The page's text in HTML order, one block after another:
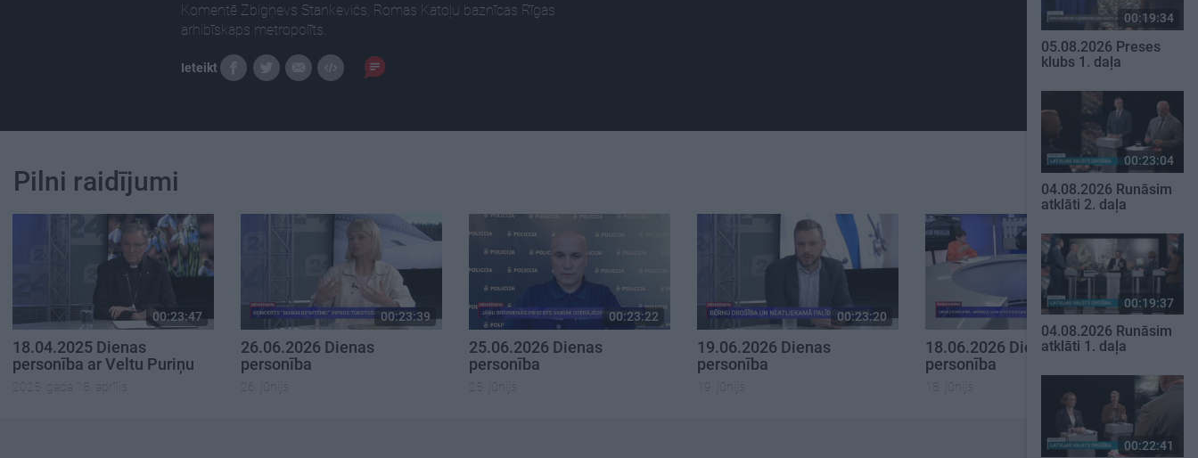
Komentē Zbigņevs Stankevičs, Romas Katoļu baznīcas Rīgas
arhibīskaps metropolīts.
Ieteikt
Pilni raidījumi
00:23:47
18.04.2025 Dienas
personība ar Veltu Puriņu
2025. gada 18. aprīlis
00:23:39
26.06.2026 Dienas
personība
26. jūnijs
00:23:22
25.06.2026 Dienas
personība
25. jūnijs
00:23:20
19.06.2026 Dienas
personība
19. jūnijs
00:23:08
18.06.2026 Dienas
personība
18. jūnijs
00:19:34
05.08.2026 Preses
klubs 1. daļa
00:23:04
04.08.2026 Runāsim
atklāti 2. daļa
00:19:37
04.08.2026 Runāsim
atklāti 1. daļa
00:22:41